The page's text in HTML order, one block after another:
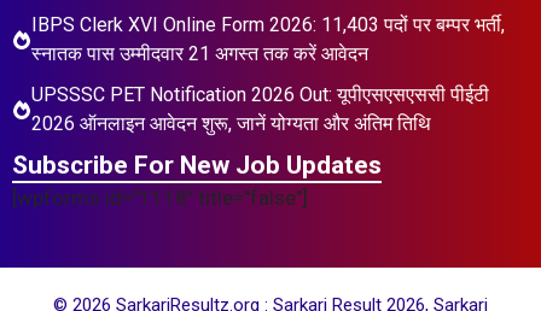
IBPS Clerk XVI Online Form 2026: 11,403 पदों पर बम्पर भर्ती,
स्नातक पास उम्मीदवार 21 अगस्त तक करें आवेदन
UPSSSC PET Notification 2026 Out: यूपीएसएसएससी पीईटी
2026 ऑनलाइन आवेदन शुरू, जानें योग्यता और अंतिम तिथि
Subscribe For New Job Updates
[wpforms id="1118" title="false"]
© 2026 SarkariResultz.org : Sarkari Result 2026, Sarkari